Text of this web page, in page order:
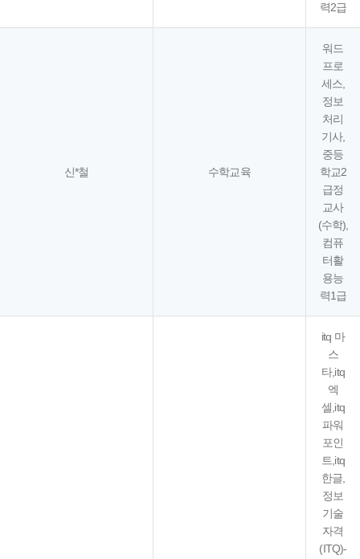
력2급
신*철 수학교육
워드
프로
세스,
정보
처리
기사,
중등
학교2
급정
교사
(수학),
컴퓨
터활
용능
력1급
itq 마
스
타,itq
엑
셀,itq
파워
포인
트,itq
한글,
정보
기술
자격
(ITQ)-